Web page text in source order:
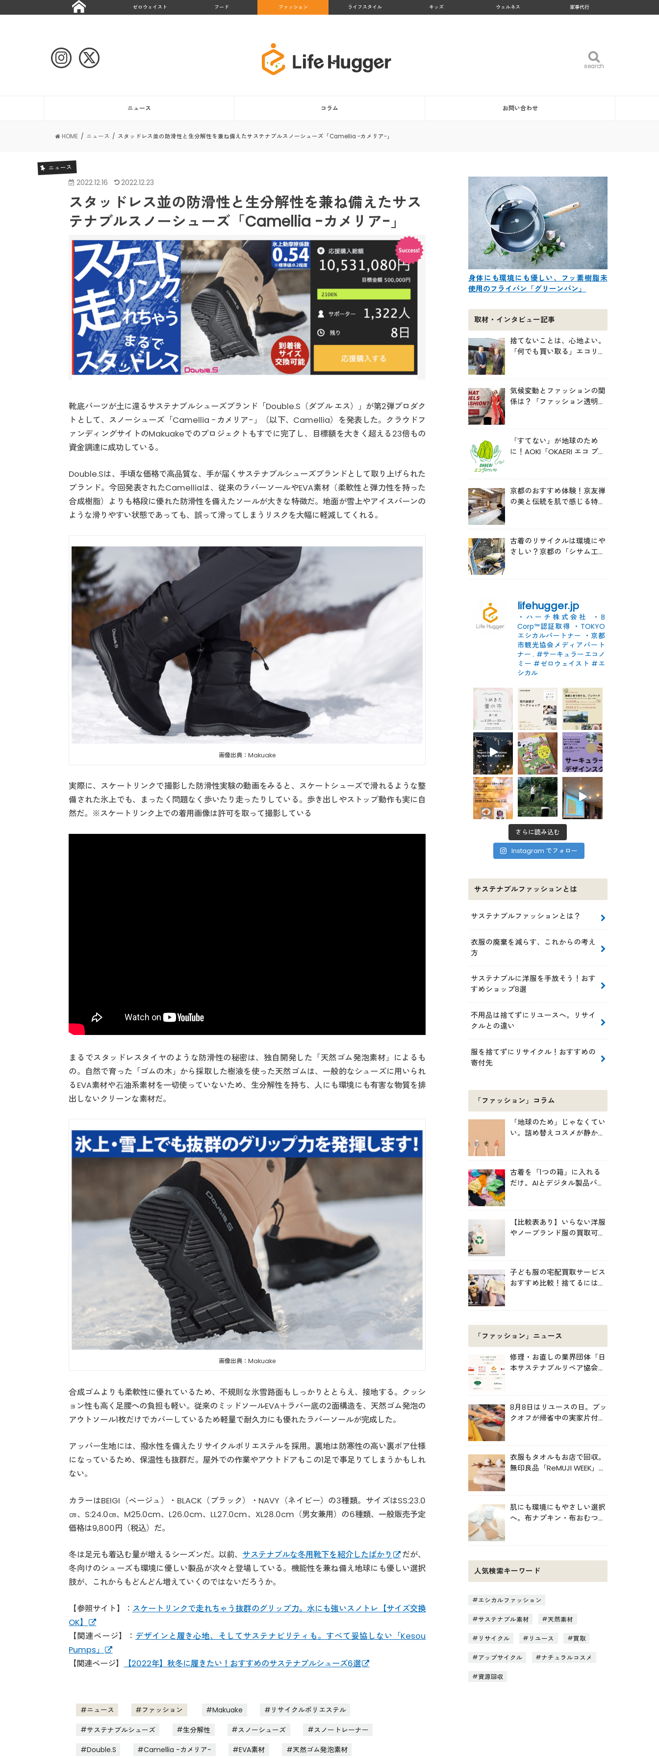
ゼロウェイスト フード ファッション ライフスタイル キッズ ウェルネス 家事代行
search
search
ニュース コラム お問い合わせ
HOME ニュース スタッドレス並の防滑性と生分解性を兼ね備えたサステナブルスノーシューズ「Camellia -カメリア-」
ニュース
2022.12.16 2022.12.23
スタッドレス並の防滑性と生分解性を兼ね備えたサス
テナブルスノーシューズ「Camellia -カメリア-」
靴底パーツが土に還るサステナブルシューズブランド「Double.S（ダブル エス）」が第2弾プロダク
トとして、スノーシューズ「Camellia -カメリア-」（以下、Camellia）を発表した。クラウドフ
ァンディングサイトのMakuakeでのプロジェクトもすでに完了し、目標額を大きく超える23倍もの
資金調達に成功している。
Double.Sは、手頃な価格で高品質な、手が届くサステナブルシューズブランドとして取り上げられた
ブランド。今回発表されたCamelliaは、従来のラバーソールやEVA素材（柔軟性と弾力性を持った
合成樹脂）よりも格段に優れた防滑性を備えたソールが大きな特徴だ。地面が雪上やアイスバーンの
ような滑りやすい状態であっても、誤って滑ってしまうリスクを大幅に軽減してくれる。
画像出典：Makuake
実際に、スケートリンクで撮影した防滑性実験の動画をみると、スケートシューズで滑れるような整
備された氷上でも、まったく問題なく歩いたり走ったりしている。歩き出しやストップ動作も実に自
然だ。※スケートリンク上での着用画像は許可を取って撮影している
まるでスタッドレスタイヤのような防滑性の秘密は、独自開発した「天然ゴム発泡素材」によるも
の。自然で育った「ゴムの木」から採取した樹液を使った天然ゴムは、一般的なシューズに用いられ
るEVA素材や⽯油系素材を一切使っていないため、生分解性を持ち、人にも環境にも有害な物質を排
出しないクリーンな素材だ。
画像出典：Makuake
合成ゴムよりも柔軟性に優れているため、不規則な氷雪路面もしっかりととらえ、接地する。クッシ
ョン性も高く足腰への負担も軽い。従来のミッドソールEVA＋ラバー底の2面構造を、天然ゴム発泡の
アウトソール1枚だけでカバーしているため軽量で耐久力にも優れたラバーソールが完成した。
アッパー生地には、撥水性を備えたリサイクルポリエステルを採用。裏地は防寒性の高い裏ボア仕様
になっているため、保温性も抜群だ。屋外での作業やアウトドアもこの1足で事足りてしまうかもしれ
ない。
カラーはBEIGI（ベージュ）・BLACK（ブラック）・NAVY（ネイビー）の3種類。サイズはSS:23.0
㎝、S:24.0㎝、M25.0cm、L26.0cm、LL27.0cm、XL28.0cm（男女兼用）の6種類、一般販売予定
価格は9,800円（税込）だ。
冬は足元も着込む量が増えるシーズンだ。以前、 サステナブルな冬用靴下を紹介したばかり
だが、
冬向けのシューズも環境に優しい製品が次々と登場している。機能性を兼ね備え地球にも優しい選択
肢が、これからもどんどん増えていくのではないだろうか。
【参照サイト】： スケートリンクで走れちゃう抜群のグリップ力。水にも強いスノトレ【サイズ交換
OK】
【関連ページ】： デザインと履き心地、そしてサステナビリティも。すべて妥協しない「Kesou
Pumps」
【関連ページ】
【2022年】秋冬に履きたい！おすすめのサステナブルシューズ6選
ニュース ファッション Makuake リサイクルポリエステル
サステナブルシューズ 生分解性 スノーシューズ スノートレーナー
Double.S Camellia -カメリア- EVA素材 天然ゴム発泡素材
身体にも環境にも優しい、フッ素樹脂未
使用のフライパン「グリーンパン」
取材・インタビュー記事
捨てないことは、心地よい。
「何でも買い取る」エコリン
気候変動とファッションの関
係は？「ファッション透明性
「すてない」が地球のため
に！AOKI「OKAERI エコ プロ
京都のおすすめ体験！京友禅
の美と伝統を肌で感じる特別
古着のリサイクルは環境にや
さしい？京都の「シサム工
lifehugger.jp
・ハーチ株式会社
・B
Corp™認証取得 ・TOKYO
エシカルパートナー ・京都
市観光協会メディアパート
ナー . #サーキュラーエコノ
ミー #ゼロウェイスト #エ
シカル
さらに読み込む
Instagram でフォロー
サステナブルファッションとは
サステナブルファッションとは？
衣服の廃棄を減らす、これからの考え
方
サステナブルに洋服を手放そう！おす
すめショップ8選
不用品は捨てずにリユースへ。リサイ
クルとの違い
服を捨てずにリサイクル！おすすめの
寄付先
「ファッション」コラム
「地球のため」じゃなくてい
い。詰め替えコスメが静かに
古着を「1つの箱」に入れる
だけ。AIとデジタル製品パス
【比較表あり】いらない洋服
やノーブランド服の買取可能
子ども服の宅配買取サービス
おすすめ比較！捨てるにはも
「ファッション」ニュース
修理・お直しの業界団体「日
本サステナブルリペア協会
8月8日はリユースの日。ブッ
クオフが帰省中の実家片付け
衣服もタオルもお店で回収。
無印良品「ReMUJI WEEK」6
肌にも環境にもやさしい選択
へ。布ナプキン・布おむつの
人気検索キーワード
エシカルファッション
サステナブル素材 天然素材
リサイクル リユース 買取
アップサイクル ナチュラルコスメ
資源回収